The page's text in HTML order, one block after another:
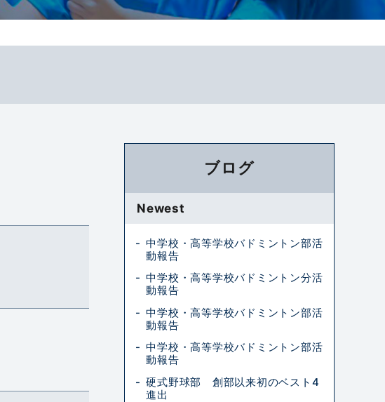
ブログ
Newest
中学校・高等学校バドミントン部活
動報告
中学校・高等学校バドミントン分活
動報告
中学校・高等学校バドミントン部活
動報告
中学校・高等学校バドミントン部活
動報告
硬式野球部 創部以来初のベスト4
進出